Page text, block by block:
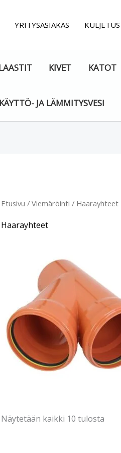
YRITYSASIAKAS KULJETUS
KIVET KATOT
KÄYTTÖ- JA LÄMMITYSVESI
Etusivu / Viemäröinti / Haarayhteet
Haarayhteet
Näytetään kaikki 10 tulosta